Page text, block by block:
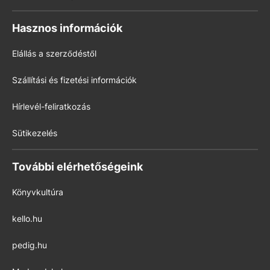
Hasznos információk
Elállás a szerződéstől
Szállítási és fizetési információk
Hírlevél-feliratkozás
Sütikezelés
További elérhetőségeink
Könyvkultúra
kello.hu
pedig.hu